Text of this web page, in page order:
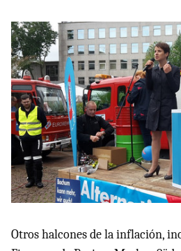
Otros halcones de la inflación,